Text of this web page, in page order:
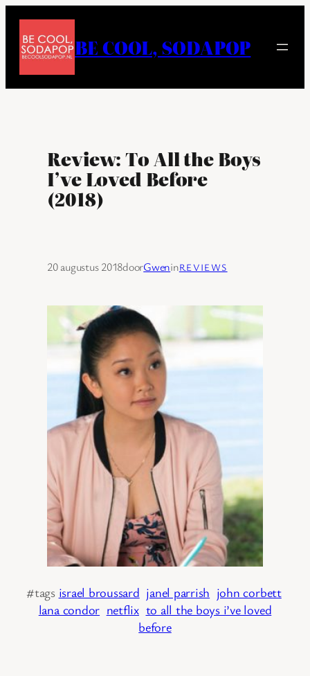
naar
inhoud
BE COOL, SODAPOP
Review: To All the Boys
I’ve Loved Before
(2018)
20 augustus 2018doorGweninREVIEWS
#tags israel broussard janel parrish john corbett
lana condor netflix to all the boys i’ve loved
before